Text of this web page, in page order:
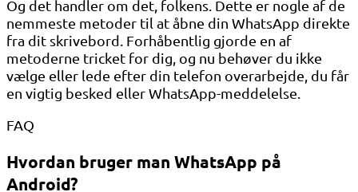
Og det handler om det, folkens. Dette er nogle af de
nemmeste metoder til at åbne din WhatsApp direkte
fra dit skrivebord. Forhåbentlig gjorde en af ​​
metoderne tricket for dig, og nu behøver du ikke
vælge eller lede efter din telefon overarbejde, du får
en vigtig besked eller WhatsApp-meddelelse.
FAQ
Hvordan bruger man WhatsApp på
Android?